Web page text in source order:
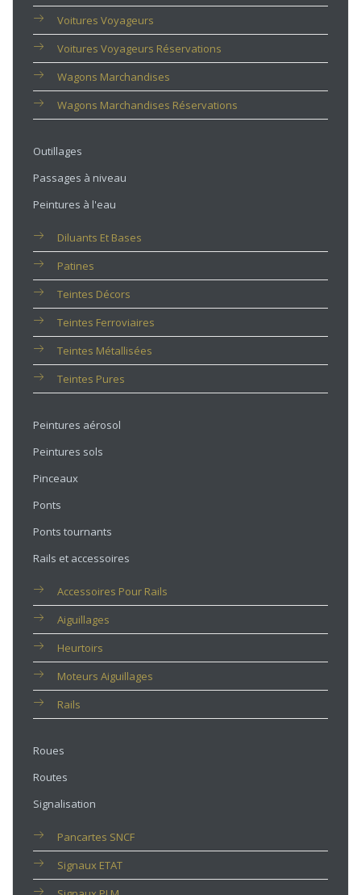
Voitures Voyageurs
Voitures Voyageurs Réservations
Wagons Marchandises
Wagons Marchandises Réservations
Outillages
Passages à niveau
Peintures à l'eau
Diluants Et Bases
Patines
Teintes Décors
Teintes Ferroviaires
Teintes Métallisées
Teintes Pures
Peintures aérosol
Peintures sols
Pinceaux
Ponts
Ponts tournants
Rails et accessoires
Accessoires Pour Rails
Aiguillages
Heurtoirs
Moteurs Aiguillages
Rails
Roues
Routes
Signalisation
Pancartes SNCF
Signaux ETAT